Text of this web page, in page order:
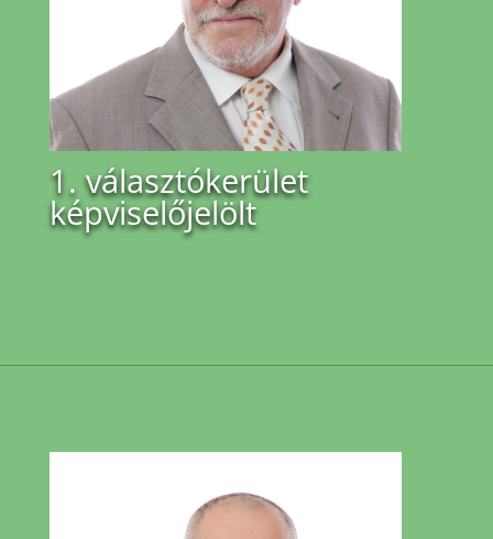
1. választókerület
képviselőjelölt